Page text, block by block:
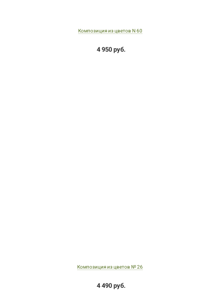
Композиция из цветов N 60
4 950 руб.
Композиция из цветов № 26
4 490 руб.